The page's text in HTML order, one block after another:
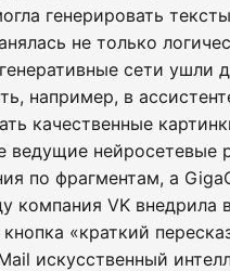
генерировать
не только
сети ушли
например, в
качественные
ведущие нейросетевые
по фрагментам, а
компания VK
кнопка «краткий
искусственный